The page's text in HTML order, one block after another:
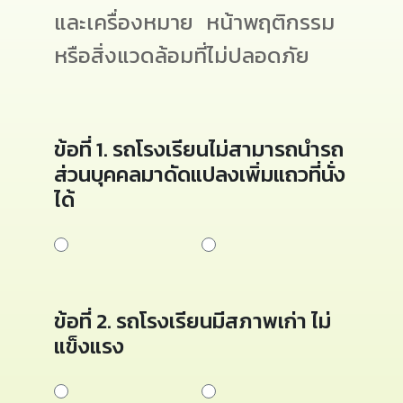
และเครื่องหมาย หน้าพฤติกรรม
หรือสิ่งแวดล้อมที่ไม่ปลอดภัย
ข้อที่ 1. รถโรงเรียนไม่สามารถนำรถ
ส่วนบุคคลมาดัดแปลงเพิ่มแถวที่นั่ง
ได้
ข้อที่ 2. รถโรงเรียนมีสภาพเก่า ไม่
แข็งแรง